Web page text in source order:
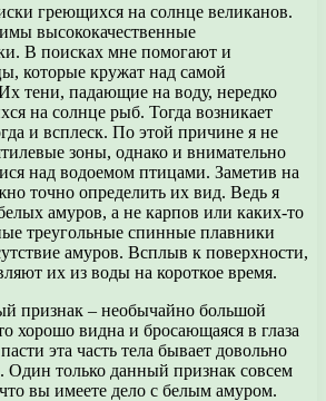
греющихся на солнце великанов.
высококачественные
В поисках мне помогают и
которые кружат над самой
тени, падающие на воду, нередко
на солнце рыб. Тогда возникает
и всплеск. По этой причине я не
зоны, однако и внимательно
над водоемом птицами. Заметив на
точно определить их вид. Ведь я
амуров, а не карпов или каких-то
треугольные спинные плавники
амуров. Всплыв к поверхности,
их из воды на короткое время.
признак – необычайно большой
хорошо видна и бросающаяся в глаза
эта часть тела бывает довольно
Один только данный признак совсем
вы имеете дело с белым амуром.